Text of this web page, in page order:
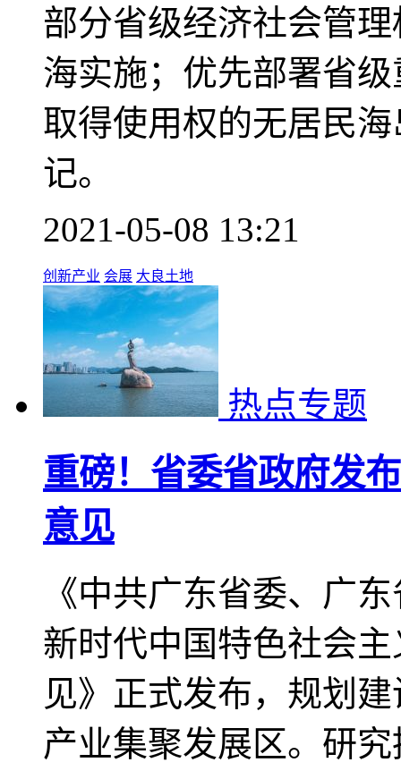
部分省级经济社会管
海实施；优先部署省
取得使用权的无居民
记。
2021-05-08 13:21
创新产业 会展 大良土地
热点专题
重磅！省委省政府发
意见
《中共广东省委、广
新时代中国特色社会
见》正式发布，规划
产业集聚发展区。研